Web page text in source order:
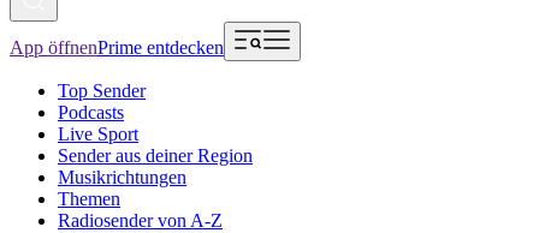
App öffnenPrime entdecken
Top Sender
Podcasts
Live Sport
Sender aus deiner Region
Musikrichtungen
Themen
Radiosender von A-Z